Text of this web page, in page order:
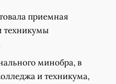
приемная
техникумы
минобра, в
и техникума,